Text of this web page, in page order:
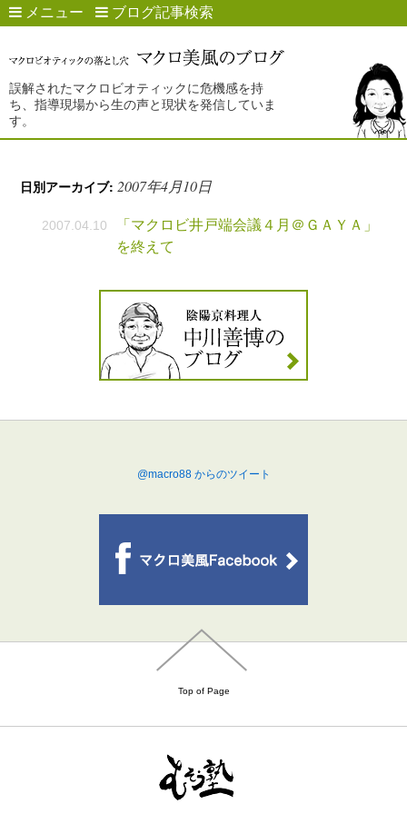
メニュー ブログ記事検索
誤解されたマクロビオティックに危機感を持
ち、指導現場から生の声と現状を発信していま
す。
日別アーカイブ:2007年4月10日
2007.04.10
「マクロビ井戸端会議４月＠ＧＡＹＡ」
を終えて
@macro88 からのツイート
Top of Page